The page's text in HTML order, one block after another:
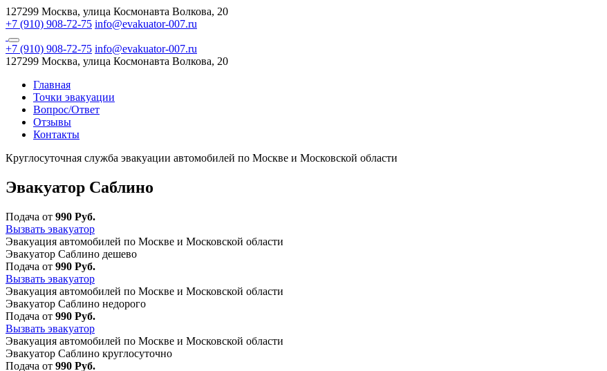
127299 Москва, улица Космонавта Волкова, 20
+7 (910) 908-72-75 info@evakuator-007.ru
+7 (910) 908-72-75 info@evakuator-007.ru
127299 Москва, улица Космонавта Волкова, 20
Главная
Точки эвакуации
Вопрос/Ответ
Отзывы
Контакты
Круглосуточная служба эвакуации автомобилей по Москве и Московской области
Эвакуатор Саблино
Подача от 990 Руб.
Вызвать эвакуатор
Эвакуация автомобилей по Москве и Московской области
Эвакуатор Саблино дешево
Подача от 990 Руб.
Вызвать эвакуатор
Эвакуация автомобилей по Москве и Московской области
Эвакуатор Саблино недорого
Подача от 990 Руб.
Вызвать эвакуатор
Эвакуация автомобилей по Москве и Московской области
Эвакуатор Саблино круглосуточно
Подача от 990 Руб.